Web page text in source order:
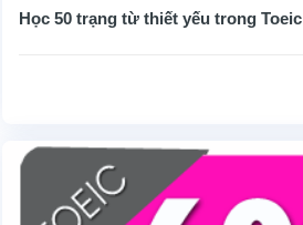
Học 50 trạng từ thiết yếu trong Toeic